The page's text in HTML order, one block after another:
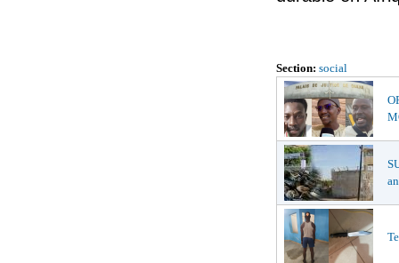
Section: social